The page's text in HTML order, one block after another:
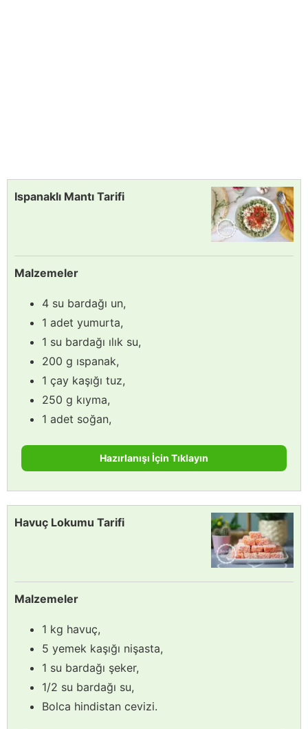
Ispanaklı Mantı Tarifi
Malzemeler
4 su bardağı un,
1 adet yumurta,
1 su bardağı ılık su,
200 g ıspanak,
1 çay kaşığı tuz,
250 g kıyma,
1 adet soğan,
Hazırlanışı İçin Tıklayın
Havuç Lokumu Tarifi
Malzemeler
1 kg havuç,
5 yemek kaşığı nişasta,
1 su bardağı şeker,
1/2 su bardağı su,
Bolca hindistan cevizi.